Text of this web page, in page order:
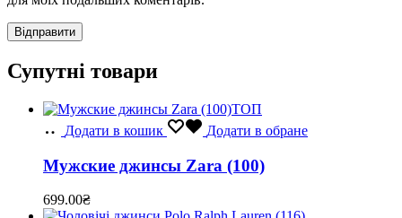
Супутні товари
ТОП
Додати в кошик
Додати в обране
Мужские джинсы Zara (100)
699.00₴